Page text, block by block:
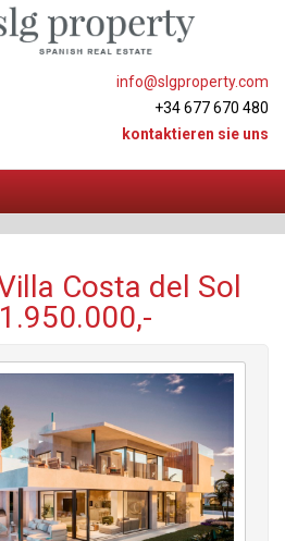
info@slgproperty.com
+34 677 670 480
kontaktieren sie uns
Costa del Sol